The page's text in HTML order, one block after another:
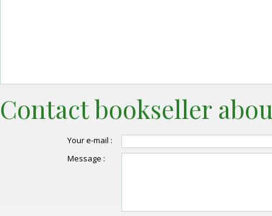
Contact bookseller
Your e-mail :
Message :